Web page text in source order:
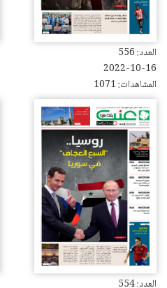
العدد: 556
2022-10-16
المشاهدات: 1071
العدد: 554